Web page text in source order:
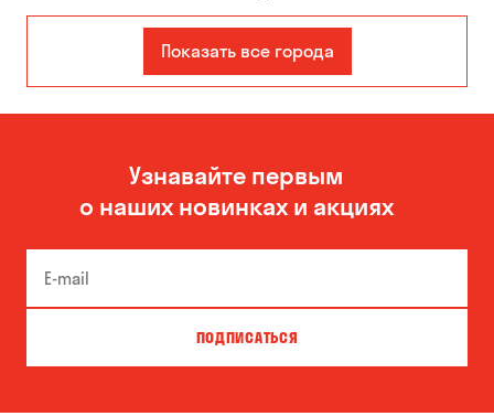
Авангард
Бабурка Балабино
Бережинка Борисполь
Бровары
Вита-Почтовая Вишневое
Показать все города
Узнавайте первым
о наших новинках и акциях
ПОДПИСАТЬСЯ